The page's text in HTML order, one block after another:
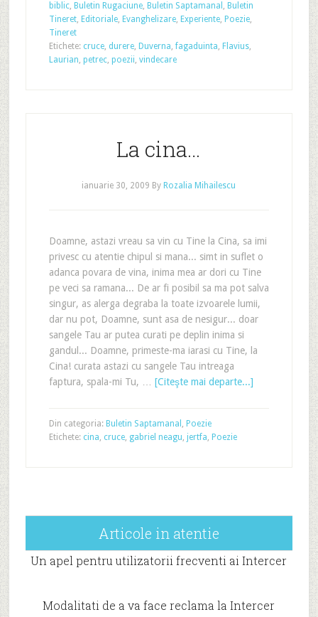
biblic, Buletin Rugaciune, Buletin Saptamanal , Buletin
Tineret, Editoriale, Evanghelizare, Experiente, Poezie,
Tineret
Etichete: cruce, durere, Duverna,fagaduinta, Flavius,
Laurian, petrec, poezii, vindecare
La cina…
ianuarie 30, 2009 By Rozalia Mihailescu
Doamne, astazi vreau sa vin cu Tine la Cina, sa imi
privesc cu atentie chipul si mana... simt in suflet o
adanca povara de vina, inima mea ar dori cu Tine
pe veci sa ramana... De ar fi posibil sa ma pot salva
singur, as alerga degraba la toate izvoarele lumii,
dar nu pot, Doamne, sunt asa de nesigur... doar
sangele Tau ar putea curati pe deplin inima si
gandul... Doamne, primeste-ma iarasi cu Tine, la
Cina! curata astazi cu sangele Tau intreaga
faptura, spala-mi Tu, … [Citeşte mai departe...]
Din categoria: Buletin Saptamanal , Poezie
Etichete: cina, cruce, gabriel neagu, jertfa, Poezie
Articole in atentie
Un apel pentru utilizatorii frecventi ai Intercer
Modalitati de a va face reclama la Intercer